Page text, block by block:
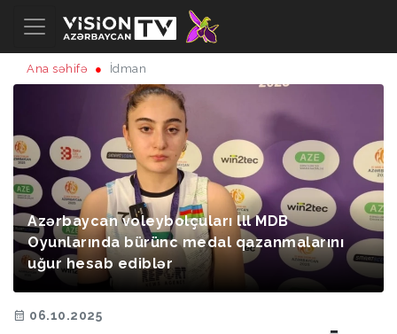
Ana səhifə İdman
Azərbaycan voleybolçuları lll MDB
Oyunlarında bürünc medal qazanmalarını
uğur hesab ediblər
06.10.2025